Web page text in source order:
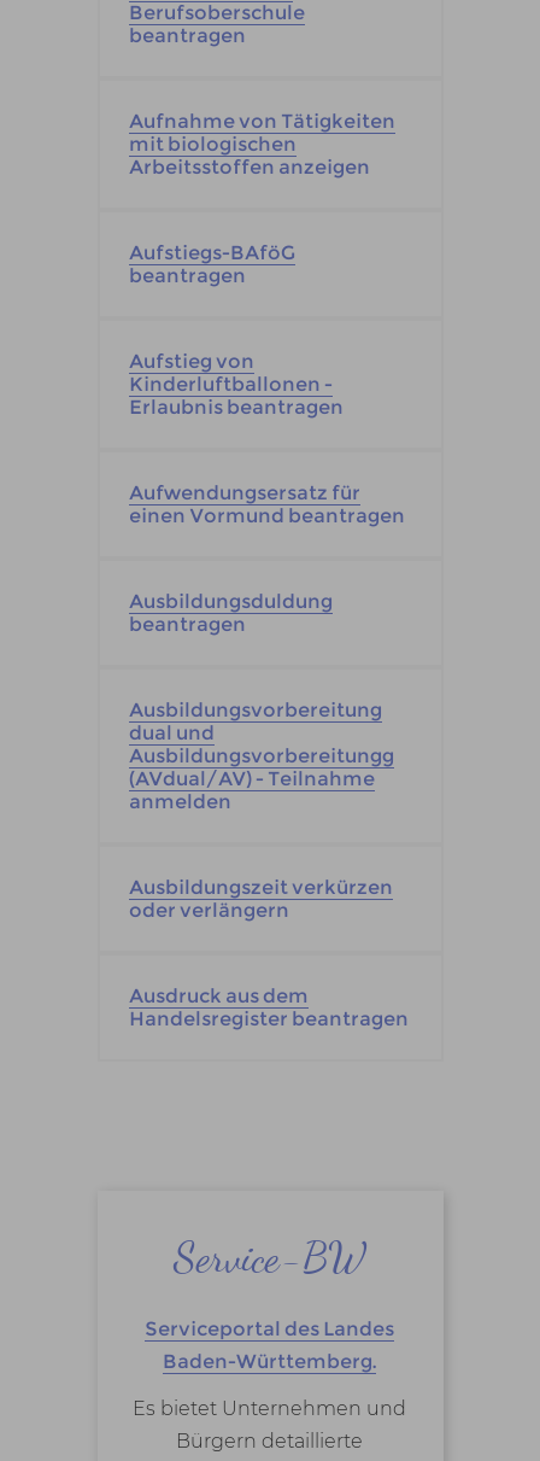
Berufsoberschule
beantragen
Aufnahme von Tätigkeiten
mit biologischen
Arbeitsstoffen anzeigen
Aufstiegs-BAföG
beantragen
Aufstieg von
Kinderluftballonen -
Erlaubnis beantragen
Aufwendungsersatz für
einen Vormund beantragen
Ausbildungsduldung
beantragen
Ausbildungsvorbereitung
dual und
Ausbildungsvorbereitungg
(AVdual/AV) - Teilnahme
anmelden
Ausbildungszeit verkürzen
oder verlängern
Ausdruck aus dem
Handelsregister beantragen
Service-BW
Serviceportal des Landes
Baden-Württemberg.
Es bietet Unternehmen und
Bürgern detaillierte